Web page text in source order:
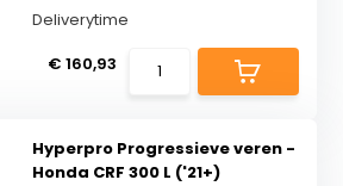
Deliverytime
€ 160,93
Hyperpro Progressieve veren -
Honda CRF 300 L ('21+)